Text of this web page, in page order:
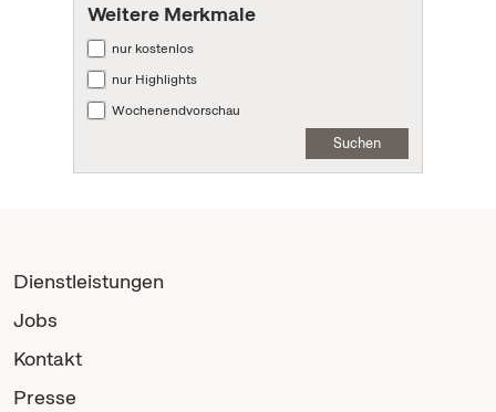
Weitere Merkmale
nur kostenlos
nur Highlights
Wochenendvorschau
Suchen
Dienstleistungen
Jobs
Kontakt
Presse